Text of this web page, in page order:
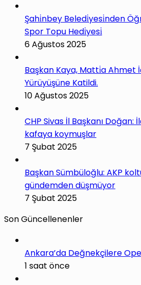
Şahi̇nbey Beledi̇yesi̇nden
Spor Topu Hedi̇yesi̇
6 Ağustos 2025
Başkan Kaya, Matti̇a Ahmet
Yürüyüşüne Katildi.
10 Ağustos 2025
CHP Sivas İl Başkanı
kafaya koymuşlar
7 Şubat 2025
Başkan Sümbüloğlu: AKP
gündemden düşmüyor
7 Şubat 2025
Son Güncellenenler
Ankara’da Değnekçilere
1 saat önce